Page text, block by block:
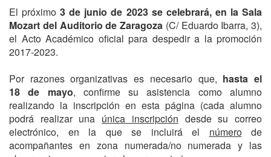
El próximo3 de junio de 2023 se celebrará, en la Sala
Mozart del Auditorio de Zaragoza (C/ Eduardo Ibarra, 3),
el Acto Académico oficial para despedir a la promoción
2017-2023.
Por razones organizativas es necesario que, hasta el
18 de mayo, confirme su asistencia como alumno
realizando la inscripción en esta página (cada alumno
podrá realizar una única inscripción desde su correo
electrónico, en la que se incluirá el númerode
acompañantes en zona numerada/no numerada y las